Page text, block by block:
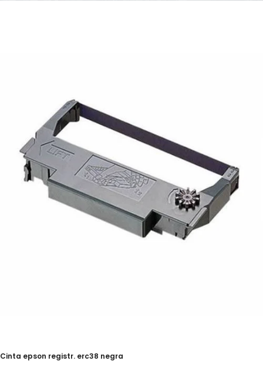
Contacto
0,00€
¡Imprimir!
Cinta epson registr. erc38 negra